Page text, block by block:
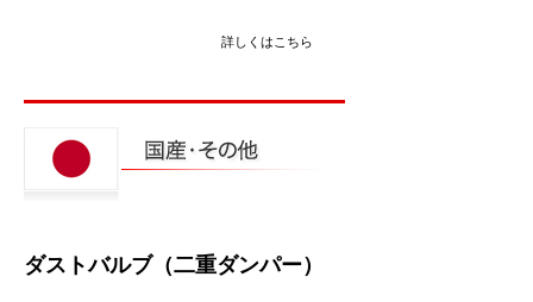
詳しくはこちら
ダストバルブ（二重ダンパー）